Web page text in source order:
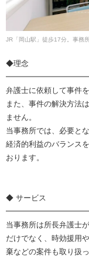
JR「岡山駅」徒歩17分。事務
◆理念
弁護士に依頼して事件
また、事件の解決方法
ません。
当事務所では、必要と
経済的利益のバランス
おります。
◆ サービス
当事務所は所長弁護士
だけでなく、時効援用
棄などの案件も取り扱